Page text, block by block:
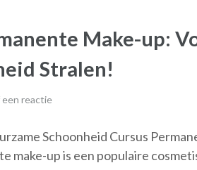
Make-up:
Stralen!
een reactie
Schoonheid Cursus
make-up is een populaire